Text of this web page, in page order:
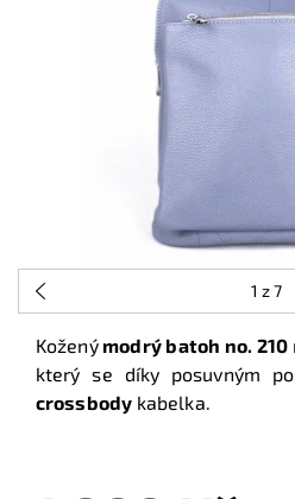
1 z 7
Koženýmodrý batoh no. 210
který se díky posuvným
crossbodykabelka.